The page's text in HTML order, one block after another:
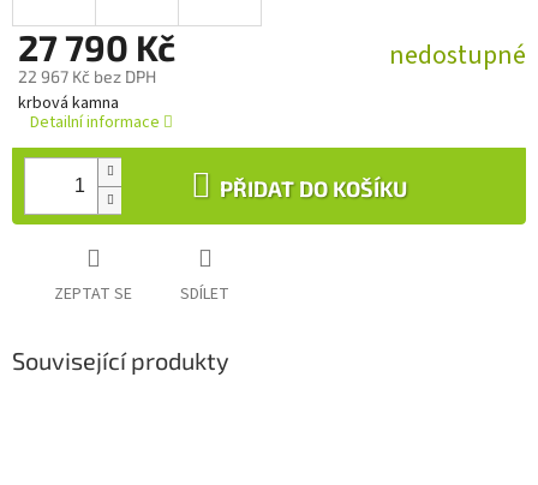
R
M
A
27 790 Kč
22 967 Kč bez DPH
Měrná
cena:
nedostupné
PŘIDAT DO KOŠÍKU
krbová kamna
Detailní informace
ZEPTAT SE SDÍLET
Související produkty